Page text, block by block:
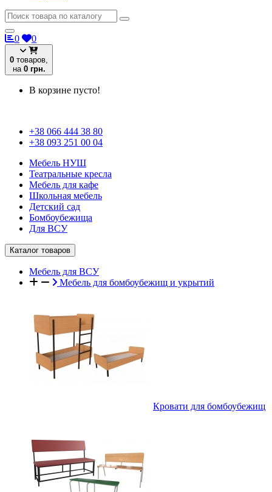
0 0
0 товаров,
на 0 грн.
В корзине пусто!
+38 066 444 38 80
+38 093 251 00 04
Мебель НУШ
Театральные кресла
Мебель для кафе
Школьная мебель
Детский сад
Бомбоубежища
Для ВСУ
Каталог товаров
Мебель для ВСУ
Мебель для бомбоубежищ и укрытий
Кровати для бомбоубежищ